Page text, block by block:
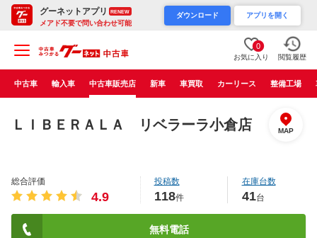
グーネットアプリ RENEW
メアド不要で問い合わせ可能
ダウンロード アプリを開く
0
お気に入り 閲覧履歴
中古車 輸入車 中古車販売店 新車 車買取 カーリース 整備工場
ＬＩＢＥＲＡＬＡ リベラーラ小倉店 MAP
総合評価
4.9
投稿数
118件
在庫台数
41台
無料電話